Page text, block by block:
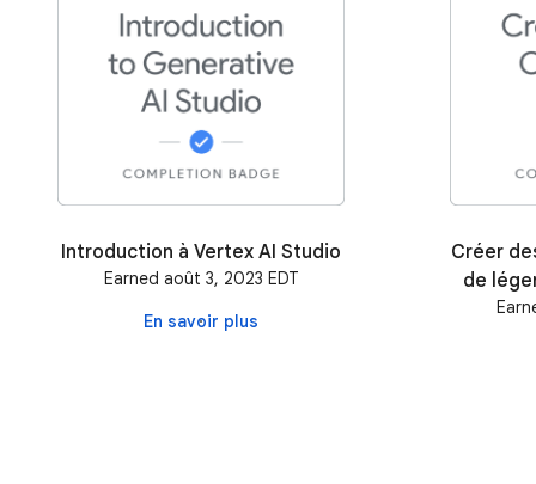
Introduction à Vertex AI Studio
Earned août 3, 2023 EDT
Créer
de